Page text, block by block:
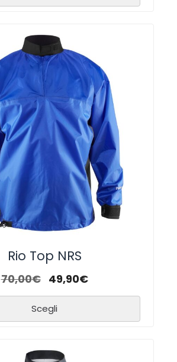
Rio Top NRS
70,00€ 49,90€
Scegli